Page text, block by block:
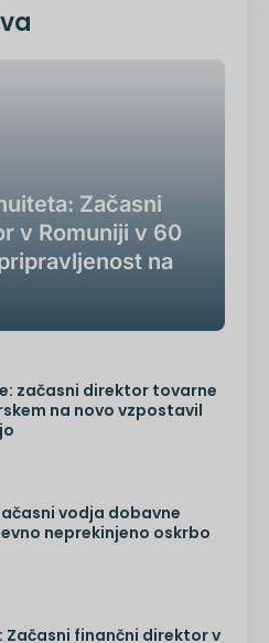
Začasni
v Romuniji v 60
na
začasni direktor tovarne
na novo vzpostavil
vodja dobavne
neprekinjeno oskrbo
finančni direktor v